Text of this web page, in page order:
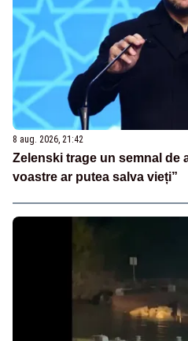
8 aug. 2026, 21:42
Zelenski trage un semnal de
voastre ar putea salva vieți”